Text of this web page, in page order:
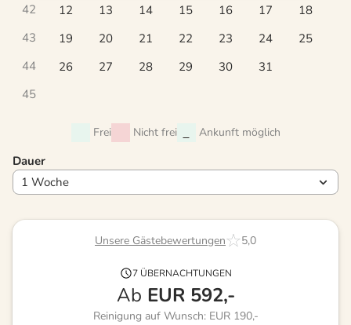
42 12 13 14 15 16 17
18
43
19 20 21 22 23 24
25
44
26 27 28 29 30
31
45
Frei Nicht frei Ankunft möglich
Dauer
Unsere Gästebewertungen 5,0
7 ÜBERNACHTUNGEN
Ab EUR 592,-
Reinigung auf Wunsch: EUR 190,-